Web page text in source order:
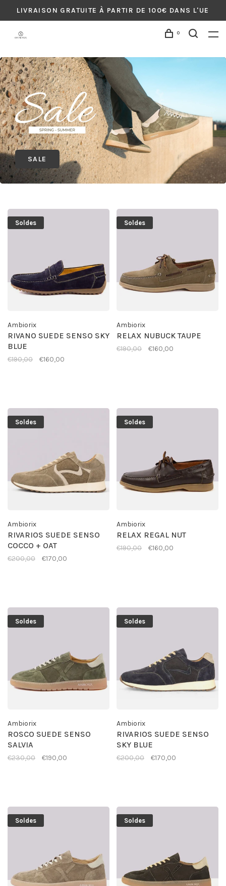
LIVRAISON GRATUITE À PARTIR DE 100€ DANS L'UE
0
SALE
Soldes
Ambiorix
RIVANO SUEDE SENSO SKY
BLUE
€190,00 €160,00
Soldes
Ambiorix
RELAX NUBUCK TAUPE
€190,00 €160,00
Soldes
Ambiorix
RIVARIOS SUEDE SENSO
COCCO + OAT
€200,00 €170,00
Soldes
Ambiorix
RELAX REGAL NUT
€190,00 €160,00
Soldes
Ambiorix
ROSCO SUEDE SENSO
SALVIA
€230,00 €190,00
Soldes
Ambiorix
RIVARIOS SUEDE SENSO
SKY BLUE
€200,00 €170,00
Soldes Soldes